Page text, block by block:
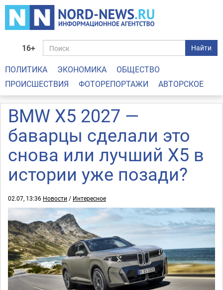
16+ Найти
ПОЛИТИКА ЭКОНОМИКА
ОБЩЕСТВО
ПРОИСШЕСТВИЯ
ФОТОРЕПОРТАЖИ АВТОРСКОЕ
BMW X5 2027 —
баварцы сделали это
снова или лучший X5 в
истории уже позади?
02.07, 13:36 Новости / Интересное